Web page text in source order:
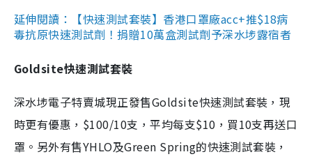
延伸閱讀：【快速測試套裝】香港口罩廠acc+推$18病
毒抗原快速測試劑！捐贈10萬盒測試劑予深水埗露宿者
Goldsite快速測試套裝
深水埗電子特賣城現正發售Goldsite快速測試套裝，現
時更有優惠，$100/10支，平均每支$10，買10支再送口
罩。另外有售YHLO及Green Spring的快速測試套裝，